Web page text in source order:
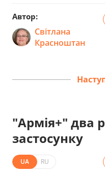
Автор:
Світлана
Красноштан
"Армія+" два
застосунку
UA RU